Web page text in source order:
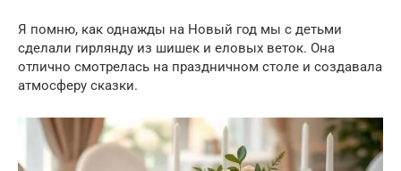
Я помню, как однажды на Новый год мы с детьми
сделали гирлянду из шишек и еловых веток. Она
отлично смотрелась на праздничном столе и создавала
атмосферу сказки.